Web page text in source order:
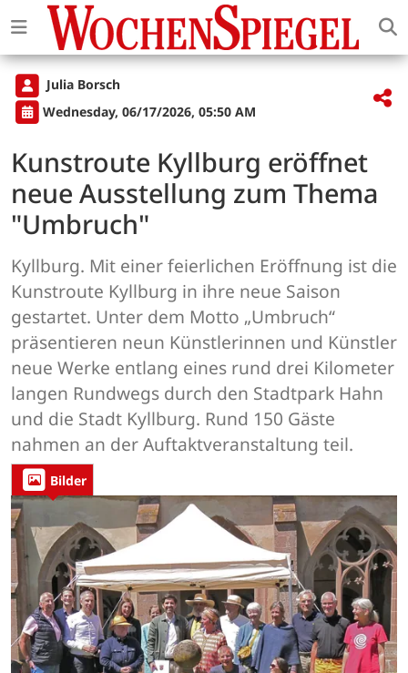
Julia Borsch
Wednesday, 06/17/2026, 05:50 AM
Kunstroute Kyllburg eröffnet
neue Ausstellung zum Thema
"Umbruch"
Kyllburg. Mit einer feierlichen Eröffnung ist die
Kunstroute Kyllburg in ihre neue Saison
gestartet. Unter dem Motto „Umbruch“
präsentieren neun Künstlerinnen und Künstler
neue Werke entlang eines rund drei Kilometer
langen Rundwegs durch den Stadtpark Hahn
und die Stadt Kyllburg. Rund 150 Gäste
nahmen an der Auftaktveranstaltung teil.
Bilder